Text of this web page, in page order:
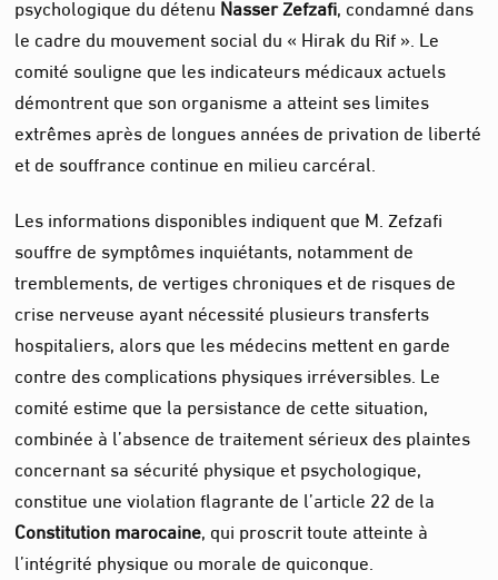
le cadre du mouvement social du « Hirak du Rif ». Le
comité souligne que les indicateurs médicaux actuels
démontrent que son organisme a atteint ses limites
extrêmes après de longues années de privation de liberté
et de souffrance continue en milieu carcéral.
Les informations disponibles indiquent que M. Zefzafi
souffre de symptômes inquiétants, notamment de
tremblements, de vertiges chroniques et de risques de
crise nerveuse ayant nécessité plusieurs transferts
hospitaliers, alors que les médecins mettent en garde
contre des complications physiques irréversibles. Le
comité estime que la persistance de cette situation,
combinée à l’absence de traitement sérieux des plaintes
concernant sa sécurité physique et psychologique,
constitue une violation flagrante de l’article 22 de la
Constitution marocaine, qui proscrit toute atteinte à
l’intégrité physique ou morale de quiconque.